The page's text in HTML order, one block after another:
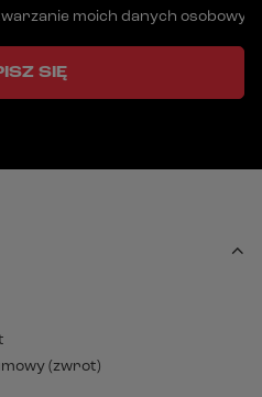
moich danych
SIĘ
(zwrot)